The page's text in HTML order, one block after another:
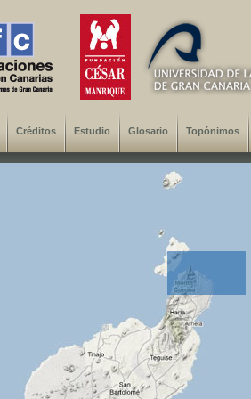
Créditos Estudio Glosario Topónimos